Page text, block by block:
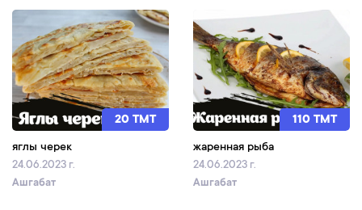
20 TMT
яглы черек
24.06.2023 г.
Ашгабат
110 TMT
жаренная рыба
24.06.2023 г.
Ашгабат